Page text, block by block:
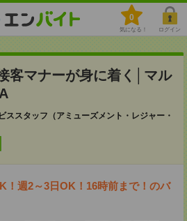
0
気になる！ ログイン
客マナーが身に着く│マル
ススタッフ（アミューズメント・レジャー・
！週2～3日OK！16時前まで！のバ